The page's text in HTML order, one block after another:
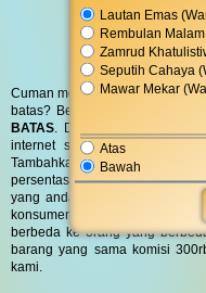
Lautan Emas
Rembulan
Zamrud
Seputih Cahaya
Mawar Mekar
Atas
Bawah
Cuman modal posting di media
batas? Bergabung menjadi
BATAS. Dapatkan
internet sertaPONSEL 8GB
Tambahkan komisi
persentase lalu biarkan
yang anda bagikan bisa
konsumen anda. Bahkan
berbeda ke orang yang
barang yang sama komisi
kami.